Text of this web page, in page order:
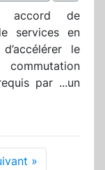
accord de
services en
le
par ...un
»